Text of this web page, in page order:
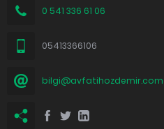
0 541 336 61 06
05413366106
bilgi@avfatihozdemir.com